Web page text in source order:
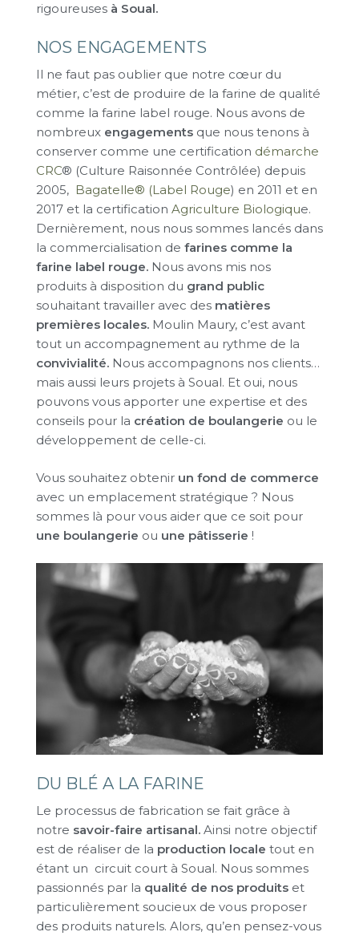
rigoureuses à Soual.
NOS ENGAGEMENTS
Il ne faut pas oublier que notre cœur du
métier, c’est de produire de la farine de qualité
comme la farine label rouge. Nous avons de
nombreux engagements que nous tenons à
conserver comme une certification démarche
CRC® (Culture Raisonnée Contrôlée) depuis
2005, Bagatelle® (Label Rouge) en 2011 et en
2017 et la certification Agriculture Biologique.
Dernièrement, nous nous sommes lancés dans
la commercialisation de farines comme la
farine label rouge. Nous avons mis nos
produits à disposition du grand public
souhaitant travailler avec des matières
premières locales. Moulin Maury, c’est avant
tout un accompagnement au rythme de la
convivialité. Nous accompagnons nos clients…
mais aussi leurs projets à Soual. Et oui, nous
pouvons vous apporter une expertise et des
conseils pour la création de boulangerie ou le
développement de celle-ci.
Vous souhaitez obtenir un fond de commerce
avec un emplacement stratégique ? Nous
sommes là pour vous aider que ce soit pour
une boulangerie ou une pâtisserie !
DU BLÉ A LA FARINE
Le processus de fabrication se fait grâce à
notre savoir-faire artisanal. Ainsi notre objectif
est de réaliser de la production locale tout en
étant un circuit court à Soual. Nous sommes
passionnés par la qualité de nos produits et
particulièrement soucieux de vous proposer
des produits naturels. Alors, qu’en pensez-vous